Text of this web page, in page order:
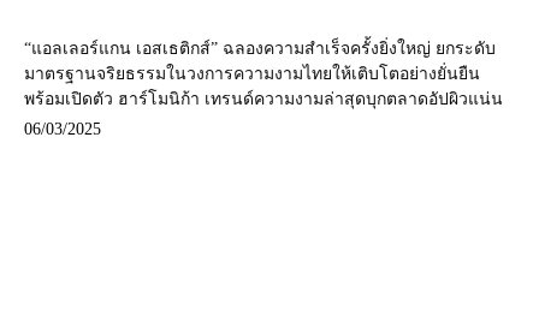
“แอลเลอร์แกน เอสเธติกส์” ฉลองความสำเร็จครั้งยิ่งใหญ่ ยกระดับ
มาตรฐานจริยธรรมในวงการความงามไทยให้เติบโตอย่างยั่นยืน
พร้อมเปิดตัว ฮาร์โมนิก้า เทรนด์ความงามล่าสุดบุกตลาดอัปผิวแน่น
06/03/2025